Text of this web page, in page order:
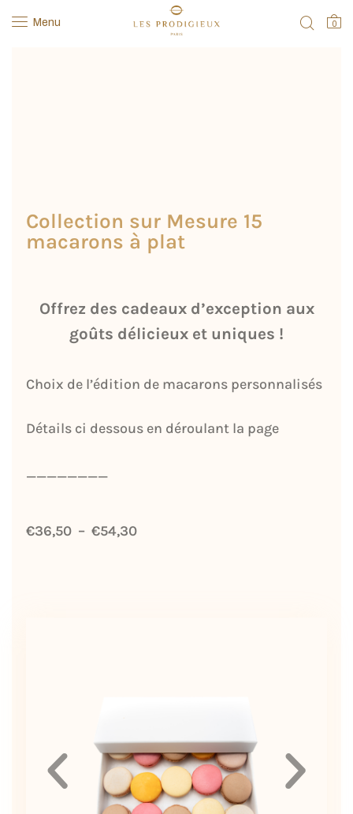
Menu 0
Collection sur Mesure 15
macarons à plat
Offrez des cadeaux d’exception aux
goûts délicieux et uniques !
Choix de l’édition de macarons personnalisés
Détails ci dessous en déroulant la page
________
€36,50 – €54,30